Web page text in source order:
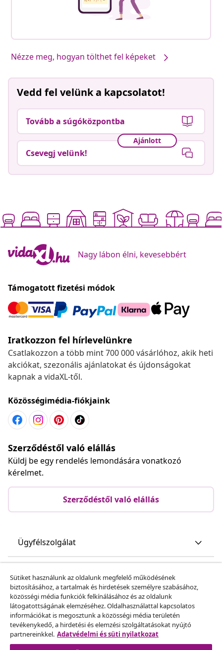
Nézze meg, hogyan tölthet fel képeket
Vedd fel velünk a kapcsolatot!
Tovább a súgóközpontba
Ajánlott
Csevegj velünk!
Nagy lábon élni, kevesebbért
Támogatott fizetési módok
Iratkozzon fel hírlevelünkre
Csatlakozzon a több mint 700 000 vásárlóhoz, akik heti
akciókat, szezonális ajánlatokat és újdonságokat
kapnak a vidaXL-től.
Közösségimédia-fiókjaink
Szerződéstől való elállás
Küldj be egy rendelés lemondására vonatkozó
kérelmet.
Szerződéstől való elállás
Ügyfélszolgálat
vidaXL
Fedezz fel többet
Sütiket használunk az oldalunk megfelelő működésének
biztosításához, a tartalmak és hirdetések személyre szabásához,
közösségi média funkciók felkínálásához és az oldalunk
látogatottságának elemzéséhez. Oldalhasználattal kapcsolatos
információkat is megosztunk a közösségi média területén
tevékenykedő, a hirdetési és elemzési szolgáltatásokat nyújtó
partnereinkkel. Adatvédelmi és süti nyilatkozat